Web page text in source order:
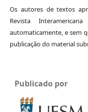
Os autores de textos
Revista
automaticamente, e sem
publicação do material
Publicado por